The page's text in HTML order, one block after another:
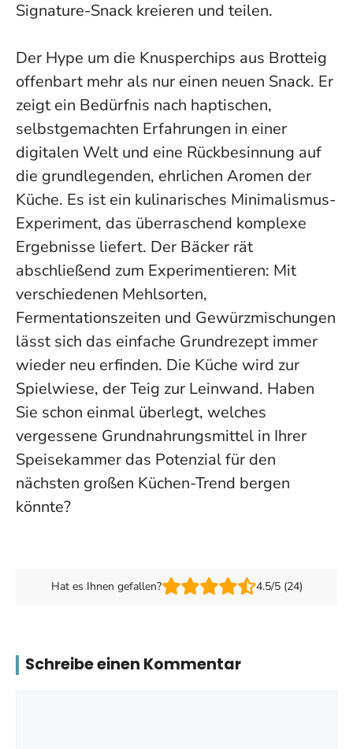
Signature-Snack kreieren und teilen.
Der Hype um die Knusperchips aus Brotteig
offenbart mehr als nur einen neuen Snack. Er
zeigt ein Bedürfnis nach haptischen,
selbstgemachten Erfahrungen in einer
digitalen Welt und eine Rückbesinnung auf
die grundlegenden, ehrlichen Aromen der
Küche. Es ist ein kulinarisches Minimalismus-
Experiment, das überraschend komplexe
Ergebnisse liefert. Der Bäcker rät
abschließend zum Experimentieren: Mit
verschiedenen Mehlsorten,
Fermentationszeiten und Gewürzmischungen
lässt sich das einfache Grundrezept immer
wieder neu erfinden. Die Küche wird zur
Spielwiese, der Teig zur Leinwand. Haben
Sie schon einmal überlegt, welches
vergessene Grundnahrungsmittel in Ihrer
Speisekammer das Potenzial für den
nächsten großen Küchen-Trend bergen
könnte?
Hat es Ihnen gefallen? 4.5/5 (24)
Schreibe einen Kommentar